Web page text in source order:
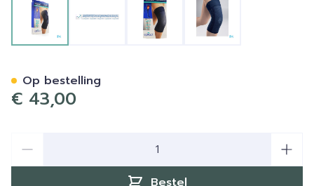
€ 43,00
Bestel
Op bestelling